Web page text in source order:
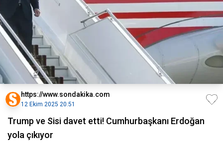
https://www.sondakika.com
12 Ekim 2025 20:51
Trump ve Sisi davet etti! Cumhurbaşkanı Erdoğan
yola çıkıyor